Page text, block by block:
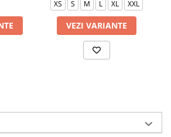
XS S M L XL XXL
VEZI VARIANTE